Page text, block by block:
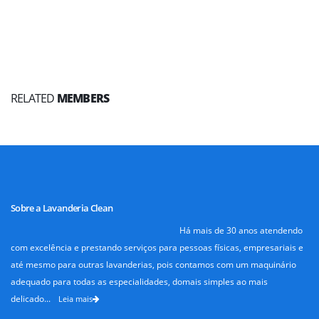
RELATED MEMBERS
Sobre a Lavanderia Clean
Há mais de 30 anos atendendo
com excelência e prestando serviços para pessoas físicas, empresariais e
até mesmo para outras lavanderias, pois contamos com um maquinário
adequado para todas as especialidades, domais simples ao mais
delicado...
Leia mais